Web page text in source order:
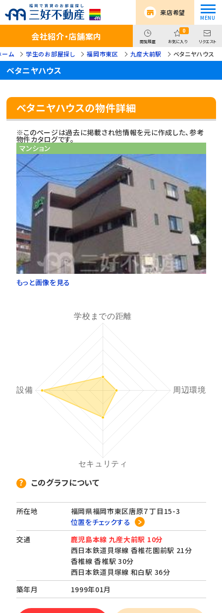
来店希望
会社紹介・店舗案内 閲覧履歴
0
お気に入り リクエスト
ム 学生のお部屋探し 福岡市東区 九産大前駅 ベタニヤハウス
ベタニヤハウス
ベタニヤハウスの物件詳細
※このページは過去に掲載され他情報を元に作成した、参考
物件カタログです。
マンション
もっと画像を見る
このグラフについて
所在地
福岡県福岡市東区唐原７丁目15-3
位置をチェックする
交通
鹿児島本線 九産大前駅 10分
西日本鉄道貝塚線 香椎花園前駅 21分
香椎線 香椎駅 30分
西日本鉄道貝塚線 和白駅 36分
築年月
1999年01月